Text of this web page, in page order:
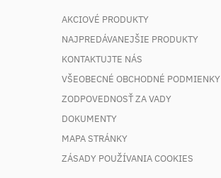
AKCIOVÉ PRODUKTY
NAJPREDÁVANEJŠIE PRODUKTY
KONTAKTUJTE NÁS
VŠEOBECNÉ OBCHODNÉ PODMIENKY
ZODPOVEDNOSŤ ZA VADY
DOKUMENTY
MAPA STRÁNKY
ZÁSADY POUŽÍVANIA COOKIES